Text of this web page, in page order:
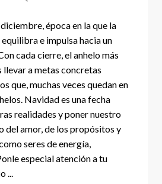
época en la que la
e impulsa hacia un
cada cierre, el anhelo más
llevar a metas concretas
que, muchas veces quedan en
Navidad es una fecha
realidades y poner nuestro
del amor, de los propósitos y
seres de energía,
especial atención a tu
...